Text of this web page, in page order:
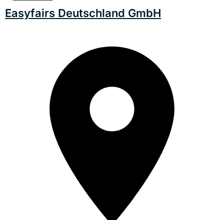
Easyfairs Deutschland GmbH